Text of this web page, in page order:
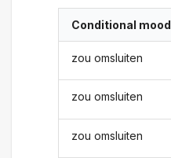
Conditional mood
zou omsluiten
zou omsluiten
zou omsluiten